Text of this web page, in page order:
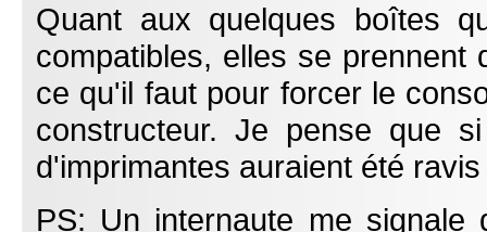
Quant aux quelques boîtes
compatibles, elles se
ce qu'il faut pour forcer le
constructeur. Je pense que
d'imprimantes auraient été
PS: Un internaute me